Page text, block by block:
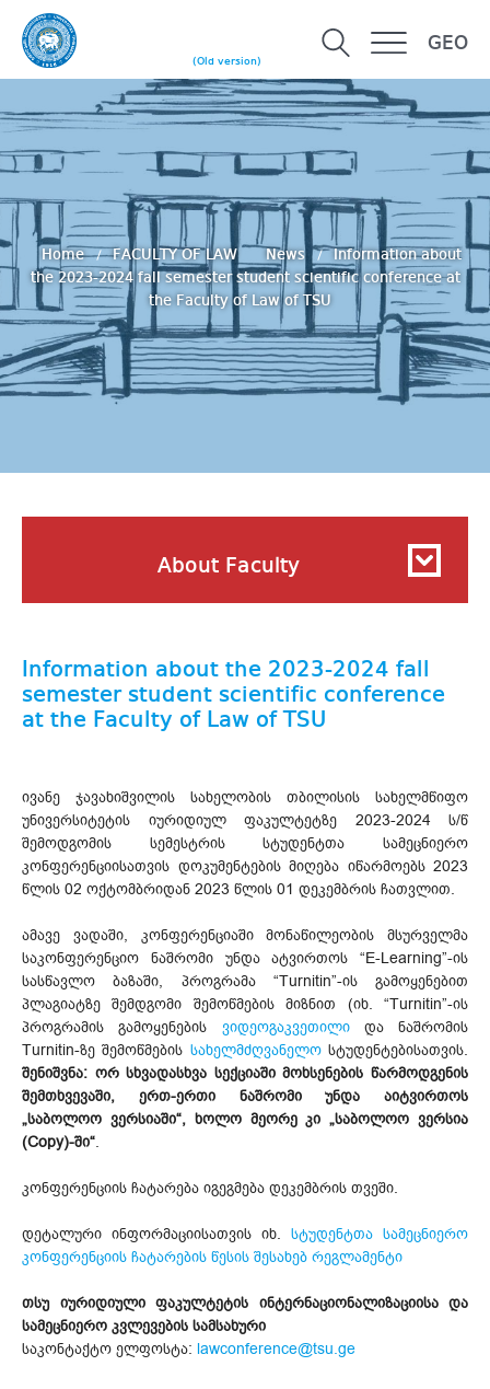
(Old version)
GEO
Home FACULTY OF LAW News
Information about
the 2023-2024 fall semester student scientific conference at
the Faculty of Law of TSU
About Faculty
Information about the 2023-2024 fall
semester student scientific conference
at the Faculty of Law of TSU
ივანე ჯავახიშვილის სახელობის თბილისის სახელმწიფო
უნივერსიტეტის იურიდიულ ფაკულტეტზე 2023-2024 ს/წ
შემოდგომის სემესტრის სტუდენტთა სამეცნიერო
კონფერენციისათვის დოკუმენტების მიღება იწარმოებს 2023
წლის 02 ოქტომბრიდან 2023 წლის 01 დეკემბრის ჩათვლით.
ამავე ვადაში, კონფერენციაში მონაწილეობის მსურველმა
საკონფერენციო ნაშრომი უნდა ატვირთოს “E-Learning”-ის
სასწავლო ბაზაში, პროგრამა “Turnitin”-ის გამოყენებით
პლაგიატზე შემდგომი შემოწმების მიზნით (იხ. “Turnitin”-ის
პროგრამის გამოყენების ვიდეოგაკვეთილიდა ნაშრომის
Turnitin-ზე შემოწმების სახელმძღვანელოსტუდენტებისათვის.
შენიშვნა: ორ სხვადასხვა სექციაში მოხსენების წარმოდგენის
შემთხვევაში, ერთ-ერთი ნაშრომი უნდა აიტვირთოს
„საბოლოო ვერსიაში“, ხოლო მეორე კი „საბოლოო ვერსია
(Copy)-ში“.
კონფერენციის ჩატარება იგეგმება დეკემბრის თვეში.
დეტალური ინფორმაციისათვის იხ. სტუდენტთა სამეცნიერო
კონფერენციის ჩატარების წესის შესახებ რეგლამენტი
თსუ იურიდიული ფაკულტეტის ინტერნაციონალიზაციისა და
სამეცნიერო კვლევების სამსახური
საკონტაქტო ელფოსტა: lawconference@tsu.ge